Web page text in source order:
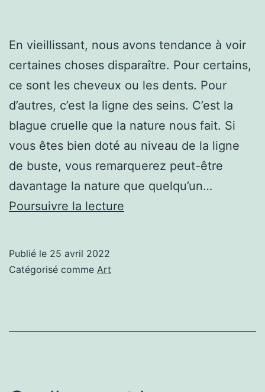
En vieillissant, nous avons tendance à voir
certaines choses disparaître. Pour certains,
ce sont les cheveux ou les dents. Pour
d’autres, c’est la ligne des seins. C’est la
blague cruelle que la nature nous fait. Si
vous êtes bien doté au niveau de la ligne
de buste, vous remarquerez peut-être
davantage la nature que quelqu’un…
Poursuivre la lecture
Publié le 25 avril 2022
Catégorisé comme Art